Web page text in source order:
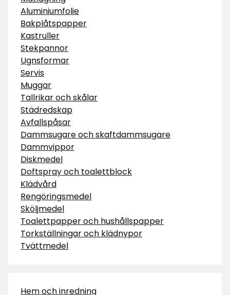
Aluminiumfolie
Bakplåtspapper
Kastruller
Stekpannor
Ugnsformar
Servis
Muggar
Tallrikar och skålar
Städredskap
Avfallspåsar
Dammsugare och skaftdammsugare
Dammvippor
Diskmedel
Doftspray och toalettblock
Klädvård
Rengöringsmedel
Sköljmedel
Toalettpapper och hushållspapper
Torkställningar och klädnypor
Tvättmedel
Hem och inredning